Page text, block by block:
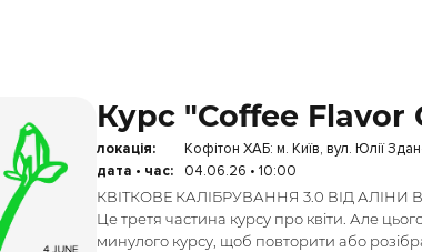
Курс "Coffee Flavor
локація:
Кофітон ХАБ: м. Київ, вул. Юлії
дата • час:
04.06.26 • 10:00
КВІТКОВЕ КАЛІБРУВАННЯ 3.0 ВІД АЛІНИ
Це третя частина курсу про квіти. Але
минулого курсу, щоб повторити або